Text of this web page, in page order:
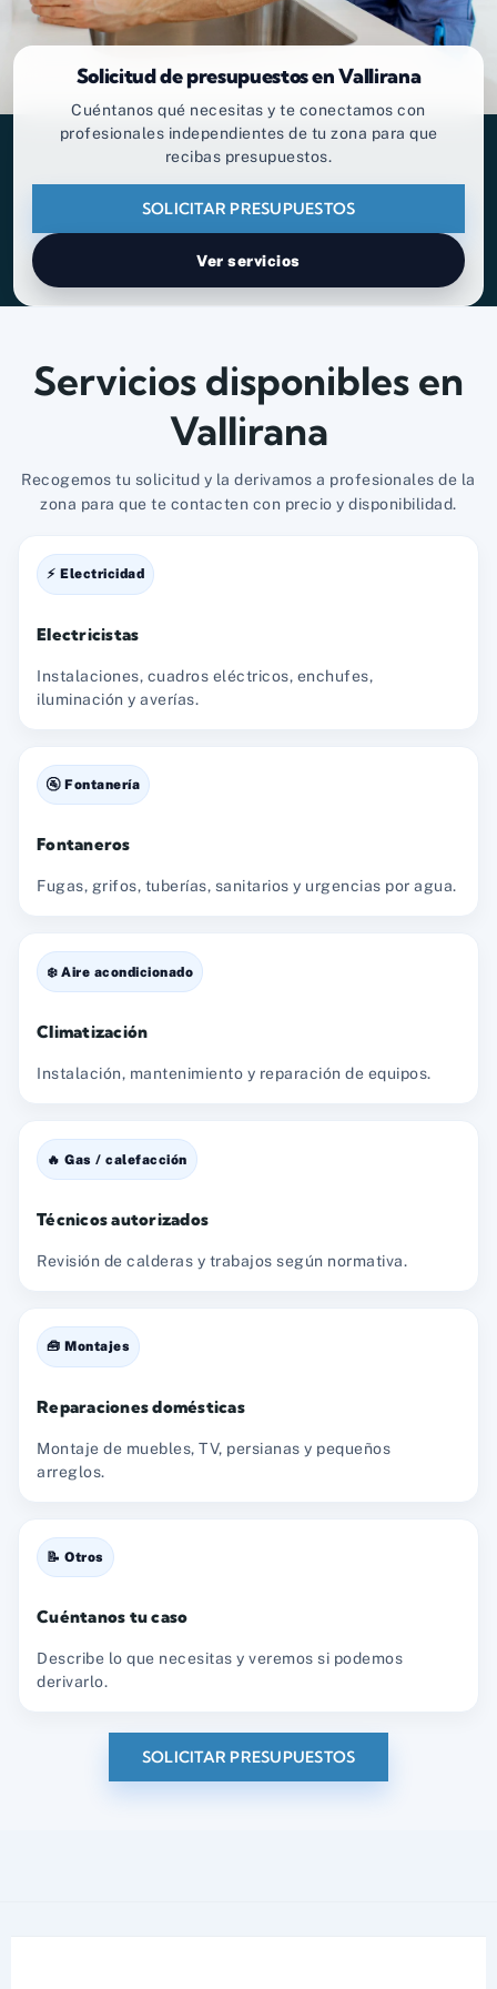
Solicitud de presupuestos en Vallirana
Cuéntanos qué necesitas y te conectamos con
profesionales independientes de tu zona para que
recibas presupuestos.
SOLICITAR PRESUPUESTOS
Ver servicios
Servicios disponibles en
Vallirana
Recogemos tu solicitud y la derivamos a profesionales de la
zona para que te contacten con precio y disponibilidad.
⚡ Electricidad
Electricistas
Instalaciones, cuadros eléctricos, enchufes,
iluminación y averías.
🚰 Fontanería
Fontaneros
Fugas, grifos, tuberías, sanitarios y urgencias por agua.
❄️ Aire acondicionado
Climatización
Instalación, mantenimiento y reparación de equipos.
🔥 Gas / calefacción
Técnicos autorizados
Revisión de calderas y trabajos según normativa.
🧰 Montajes
Reparaciones domésticas
Montaje de muebles, TV, persianas y pequeños
arreglos.
📝 Otros
Cuéntanos tu caso
Describe lo que necesitas y veremos si podemos
derivarlo.
SOLICITAR PRESUPUESTOS